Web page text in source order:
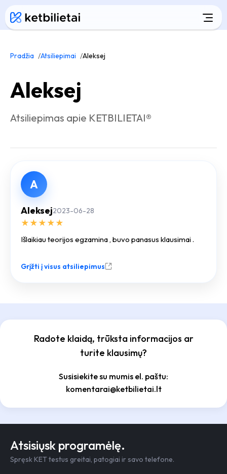
Pradžia Atsiliepimai Aleksej
Aleksej
Atsiliepimas apie KETBILIETAI®
A
Aleksej2023-06-28
★ ★ ★ ★ ★
Išlaikiau teorijos egzamina , buvo panasus klausimai .
Grįžti į visus atsiliepimus
Radote klaidą, trūksta informacijos ar
turite klausimų?
Susisiekite su mumis el. paštu:
komentarai@ketbilietai.lt
Atsisiųsk programėlę.
Spręsk KET testus greitai, patogiai ir savo telefone.